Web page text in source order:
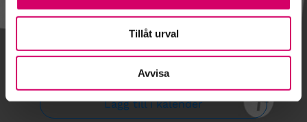
Tillåt urval
Avvisa
Gå till kalendariet
Lägg till i kalender